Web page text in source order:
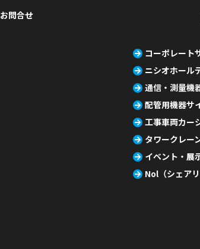
お問合せ
コーポレート
ニシオホール
通信・測量機
配管用機器サ
工事車両カー
タワークレー
イベント・展
Nol（シェア